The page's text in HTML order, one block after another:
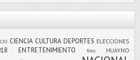
CIENCIA CULTURA DEPORTES ELECCIONES
ENTRETENIMIENTO foto HUAYNO